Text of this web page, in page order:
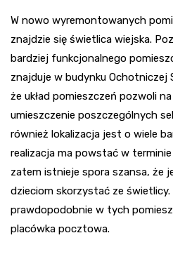
W nowo wyremontowanych
znajdzie się świetlica wiejska.
bardziej funkcjonalnego
znajduje w budynku Ochotniczej
że układ pomieszczeń pozwoli
umieszczenie poszczególnych
również lokalizacja jest o wiele
realizacja ma powstać w
zatem istnieje spora szansa, że
dzieciom skorzystać ze świetlicy.
prawdopodobnie w tych
placówka pocztowa.